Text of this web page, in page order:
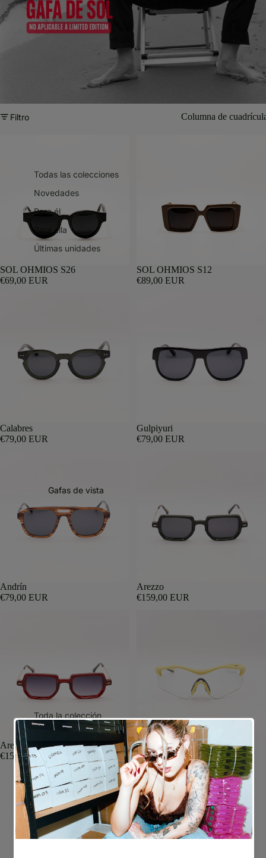
Todas las colecciones
Novedades
Para él
Para ella
Últimas unidades
Gafas de vista
Toda la colección
Últimas unidades
Todas las colecciones
Filtro Columna de
SOL OHMIOS S26
€69,00 EUR
SOL OHMIOS S12
€89,00 EUR
Calabres
€79,00 EUR
Gulpiyuri
€79,00 EUR
Andrín
€79,00 EUR
Arezzo
€159,00 EUR
Arezzo
€159,00 EUR